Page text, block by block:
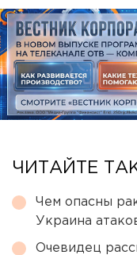
ЧИТАЙТЕ
Чем опасны
Украина
Очевидец